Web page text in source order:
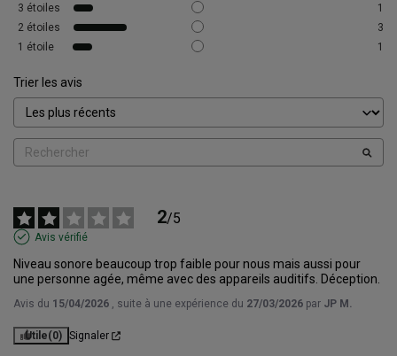
3 étoiles
1
2 étoiles
3
1 étoile 1
Trier les avis
2/5
Avis vérifié
Niveau sonore beaucoup trop faible pour nous mais aussi pour
une personne agée, même avec des appareils auditifs. Déception.
Avis du 15/04/2026 , suite à une expérience du 27/03/2026 par JP M.
Utile(0) Signaler